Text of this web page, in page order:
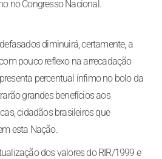
no Congresso Nacional.
diminuirá, certamente, a
pouco reflexo na arrecadação
percentual ínfimo no bolo da
grandes benefícios aos
cidadãos brasileiros que
esta Nação.
dos valores do RIR/1999 e